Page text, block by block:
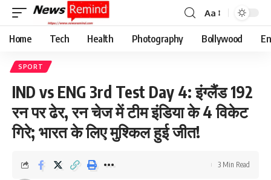
Font
Resizer
Aa
Home Tech Health Photography Bollywood
SPORT
IND vs ENG 3rd Test Day 4: इंग्लैंड 192
रन पर ढेर, रन चेज में टीम इंडिया के 4 विकेट
गिरे; भारत के लिए मुश्किल हुई जीत!
3 Min Read